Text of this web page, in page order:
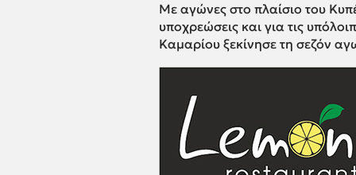
Με αγώνες στο πλαίσιο του
υποχρεώσεις και για τις
Καμαρίου ξεκίνησε τη σεζόν